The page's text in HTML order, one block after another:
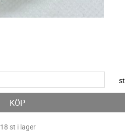
st
KÖP
18 st i lager